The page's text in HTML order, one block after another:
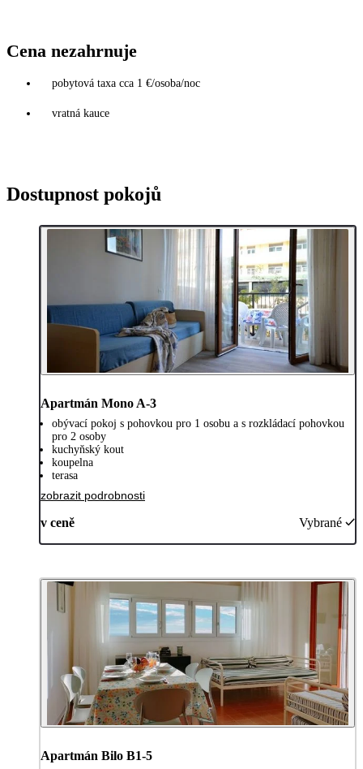
Cena nezahrnuje
pobytová taxa cca 1 €/osoba/noc
vratná kauce
Dostupnost pokojů
Apartmán Mono A-3
obývací pokoj s pohovkou pro 1 osobu a s rozkládací pohovkou
pro 2 osoby
kuchyňský kout
koupelna
terasa
zobrazit podrobnosti
v ceně Vybrané
Apartmán Bilo B1-5